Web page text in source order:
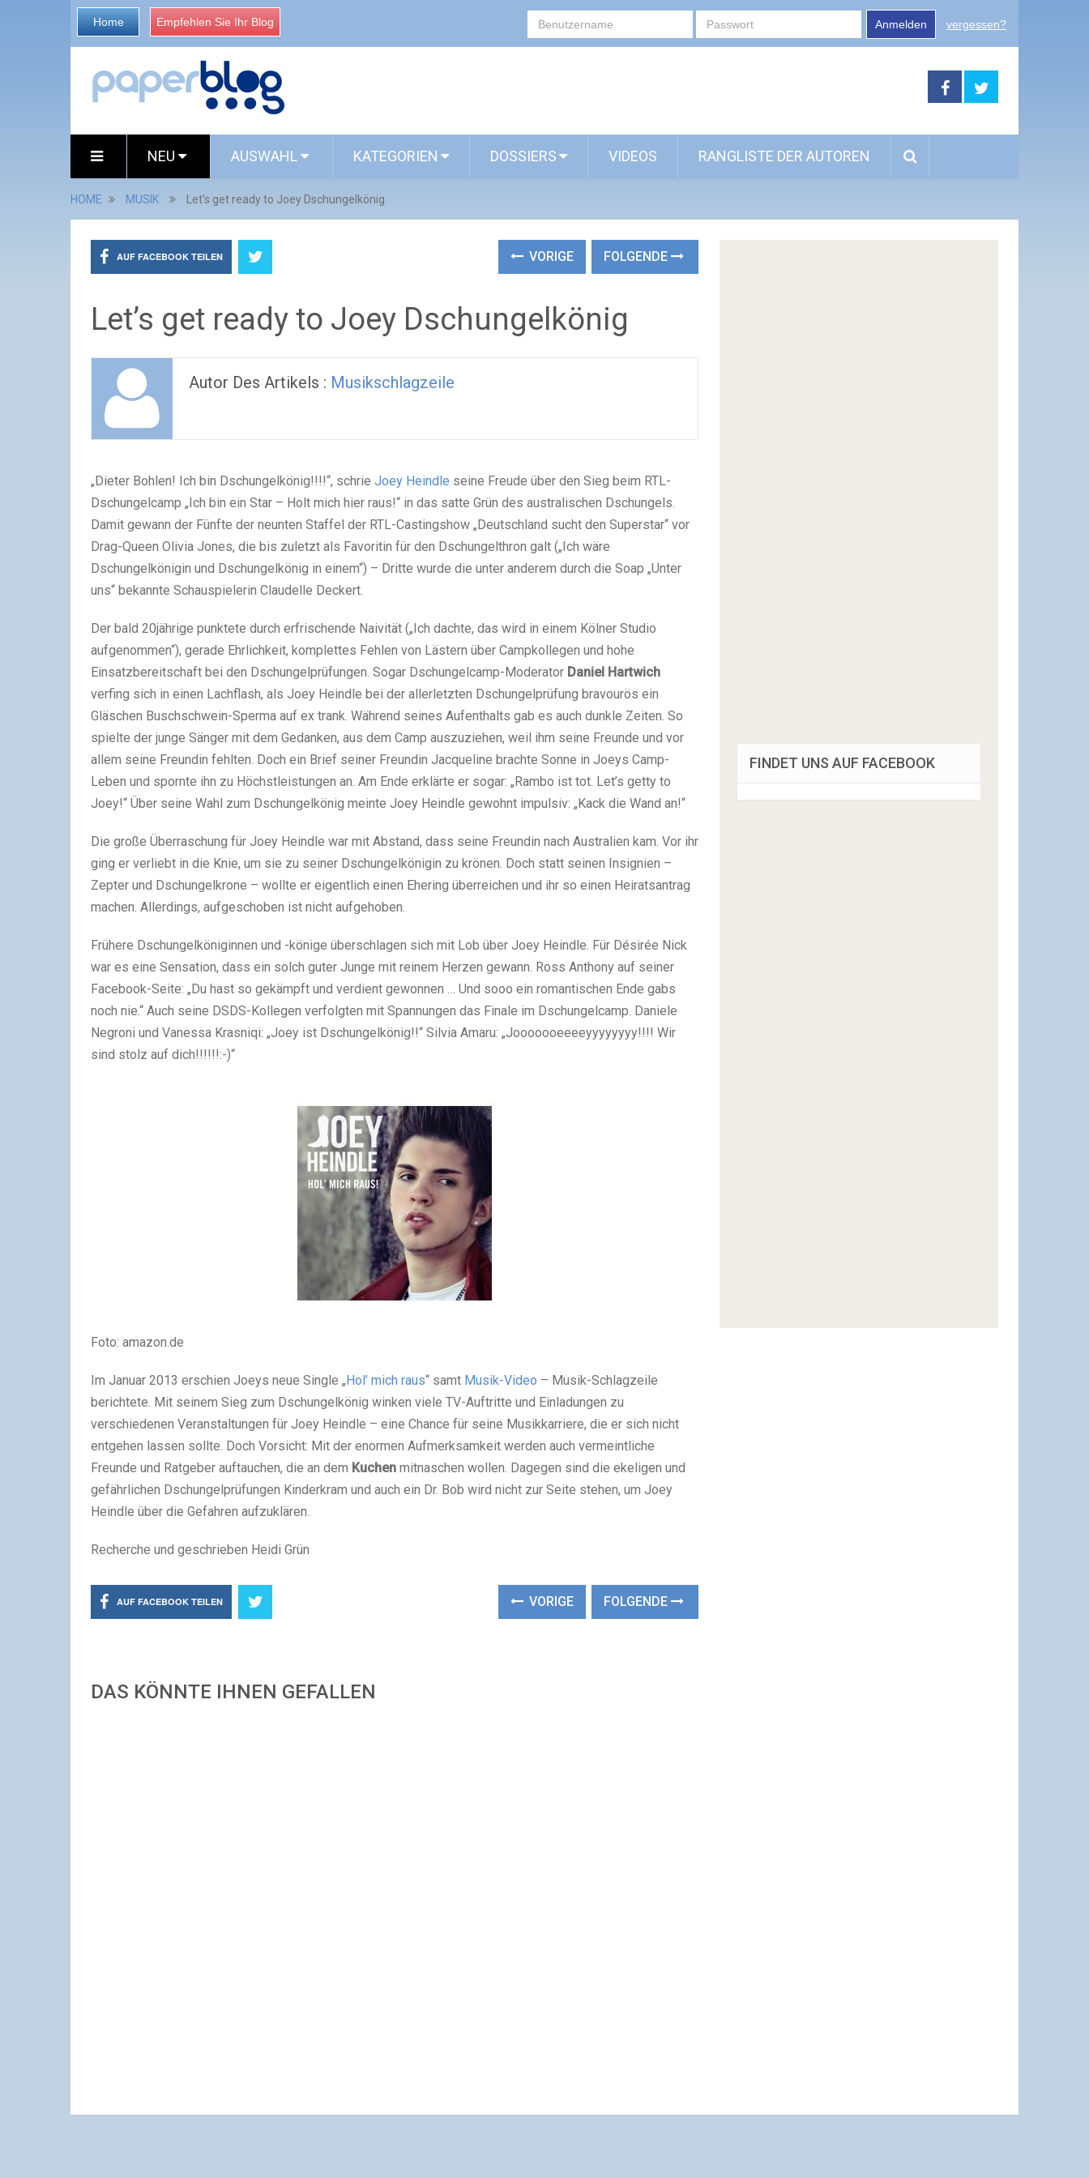
Home Empfehlen Sie Ihr Blog Anmelden vergessen?
NEU AUSWAHL KATEGORIEN DOSSIERS VIDEOS RANGLISTE DER AUTOREN
HOME MUSIK Let’s get ready to Joey Dschungelkönig
AUF FACEBOOK TEILEN VORIGE FOLGENDE
Let’s get ready to Joey Dschungelkönig
Autor Des Artikels : Musikschlagzeile
„Dieter Bohlen! Ich bin Dschungelkönig!!!!“, schrie Joey Heindle seine Freude über den Sieg beim RTL-
Dschungelcamp „Ich bin ein Star – Holt mich hier raus!“ in das satte Grün des australischen Dschungels.
Damit gewann der Fünfte der neunten Staffel der RTL-Castingshow „Deutschland sucht den Superstar“ vor
Drag-Queen Olivia Jones, die bis zuletzt als Favoritin für den Dschungelthron galt („Ich wäre
Dschungelkönigin und Dschungelkönig in einem“) – Dritte wurde die unter anderem durch die Soap „Unter
uns“ bekannte Schauspielerin Claudelle Deckert.
Der bald 20jährige punktete durch erfrischende Naivität („Ich dachte, das wird in einem Kölner Studio
aufgenommen“), gerade Ehrlichkeit, komplettes Fehlen von Lästern über Campkollegen und hohe
Einsatzbereitschaft bei den Dschungelprüfungen. Sogar Dschungelcamp-Moderator Daniel Hartwich
verfing sich in einen Lachflash, als Joey Heindle bei der allerletzten Dschungelprüfung bravourös ein
Gläschen Buschschwein-Sperma auf ex trank. Während seines Aufenthalts gab es auch dunkle Zeiten. So
spielte der junge Sänger mit dem Gedanken, aus dem Camp auszuziehen, weil ihm seine Freunde und vor
allem seine Freundin fehlten. Doch ein Brief seiner Freundin Jacqueline brachte Sonne in Joeys Camp-
Leben und spornte ihn zu Höchstleistungen an. Am Ende erklärte er sogar: „Rambo ist tot. Let’s getty to
Joey!“ Über seine Wahl zum Dschungelkönig meinte Joey Heindle gewohnt impulsiv: „Kack die Wand an!“
Die große Überraschung für Joey Heindle war mit Abstand, dass seine Freundin nach Australien kam. Vor ihr
ging er verliebt in die Knie, um sie zu seiner Dschungelkönigin zu krönen. Doch statt seinen Insignien –
Zepter und Dschungelkrone – wollte er eigentlich einen Ehering überreichen und ihr so einen Heiratsantrag
machen. Allerdings, aufgeschoben ist nicht aufgehoben.
Frühere Dschungelköniginnen und -könige überschlagen sich mit Lob über Joey Heindle. Für Désirée Nick
war es eine Sensation, dass ein solch guter Junge mit reinem Herzen gewann. Ross Anthony auf seiner
Facebook-Seite: „Du hast so gekämpft und verdient gewonnen … Und sooo ein romantischen Ende gabs
noch nie.“ Auch seine DSDS-Kollegen verfolgten mit Spannungen das Finale im Dschungelcamp. Daniele
Negroni und Vanessa Krasniqi: „Joey ist Dschungelkönig!!“ Silvia Amaru: „Jooooooeeeeyyyyyyyy!!!! Wir
sind stolz auf dich!!!!!!:-)“
Foto: amazon.de
Im Januar 2013 erschien Joeys neue Single „Hol’ mich raus“ samt Musik-Video – Musik-Schlagzeile
berichtete. Mit seinem Sieg zum Dschungelkönig winken viele TV-Auftritte und Einladungen zu
verschiedenen Veranstaltungen für Joey Heindle – eine Chance für seine Musikkarriere, die er sich nicht
entgehen lassen sollte. Doch Vorsicht: Mit der enormen Aufmerksamkeit werden auch vermeintliche
Freunde und Ratgeber auftauchen, die an dem Kuchen mitnaschen wollen. Dagegen sind die ekeligen und
gefährlichen Dschungelprüfungen Kinderkram und auch ein Dr. Bob wird nicht zur Seite stehen, um Joey
Heindle über die Gefahren aufzuklären.
Recherche und geschrieben Heidi Grün
AUF FACEBOOK TEILEN VORIGE FOLGENDE
DAS KÖNNTE IHNEN GEFALLEN
FINDET UNS AUF FACEBOOK